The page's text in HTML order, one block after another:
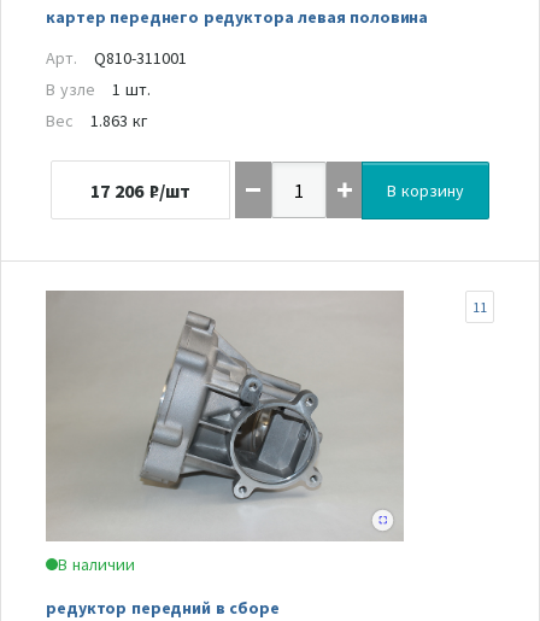
картер переднего редуктора левая половина
Арт.
Q810-311001
В узле
1 шт.
Вес
1.863 кг
17 206 ₽/шт В корзину
В наличии
редуктор передний в сборе
11